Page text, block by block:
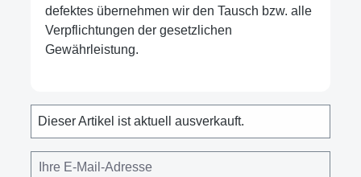
defektes übernehmen wir den Tausch bzw. alle
Verpflichtungen der gesetzlichen
Gewährleistung.
Dieser Artikel ist aktuell ausverkauft.